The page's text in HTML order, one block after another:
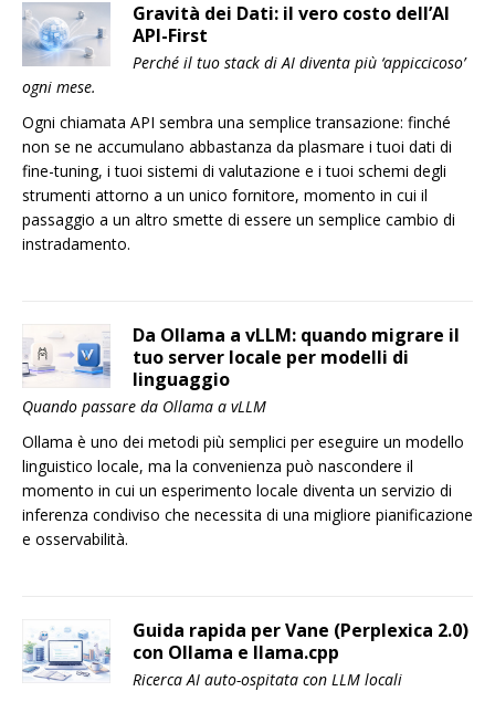
Gravità dei Dati: il vero costo dell’AI
API-First
Perché il tuo stack di AI diventa più ‘appiccicoso’
ogni mese.
Ogni chiamata API sembra una semplice transazione: finché
non se ne accumulano abbastanza da plasmare i tuoi dati di
fine-tuning, i tuoi sistemi di valutazione e i tuoi schemi degli
strumenti attorno a un unico fornitore, momento in cui il
passaggio a un altro smette di essere un semplice cambio di
instradamento.
Da Ollama a vLLM: quando migrare il
tuo server locale per modelli di
linguaggio
Quando passare da Ollama a vLLM
Ollama è uno dei metodi più semplici per eseguire un modello
linguistico locale, ma la convenienza può nascondere il
momento in cui un esperimento locale diventa un servizio di
inferenza condiviso che necessita di una migliore pianificazione
e osservabilità.
Guida rapida per Vane (Perplexica 2.0)
con Ollama e llama.cpp
Ricerca AI auto-ospitata con LLM locali